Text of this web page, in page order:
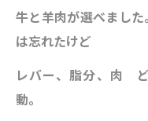
牛と羊肉が選べまし
は忘れたけど
レバー、脂分、肉
動。